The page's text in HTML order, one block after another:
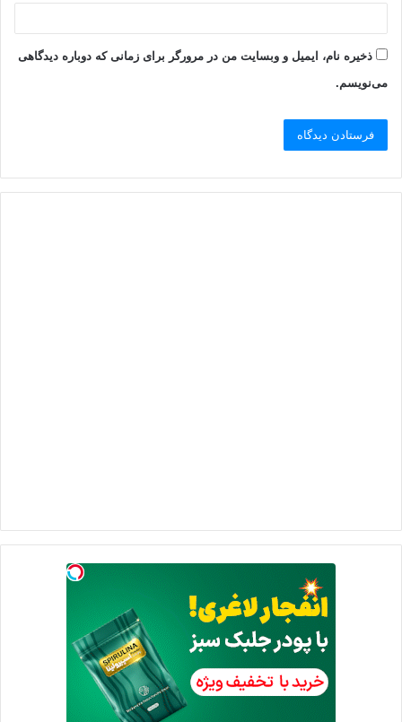
ذخیره نام، ایمیل و وبسایت من در مرورگر برای زمانی که دوباره دیدگاهی
می‌نویسم.